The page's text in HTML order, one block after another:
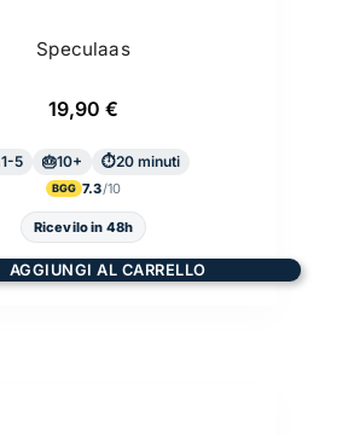
Speculaas
19,90 €
1-5 10+ 20 minuti
BGG 7.3
Ricevilo in 48h
AGGIUNGI AL CARRELLO